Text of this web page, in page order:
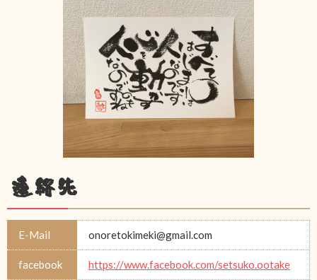
連絡先
E-Mail onoretokimeki@gmail.com
facebook https://www.facebook.com/setsuko.ootake